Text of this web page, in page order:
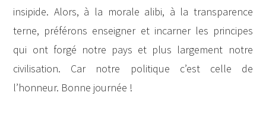
insipide. Alors, à la morale alibi, à la transparence
terne, préférons enseigner et incarner les principes
qui ont forgé notre pays et plus largement notre
civilisation. Car notre politique c’est celle de
l’honneur. Bonne journée !